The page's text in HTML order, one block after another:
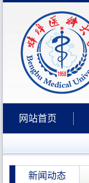
网站首页
新闻动态